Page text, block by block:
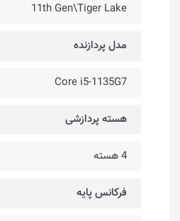
11th Gen\Tiger Lake
مدل پردازنده
Core i5-1135G7
هسته پردازشی
4 هسته
فرکانس پایه